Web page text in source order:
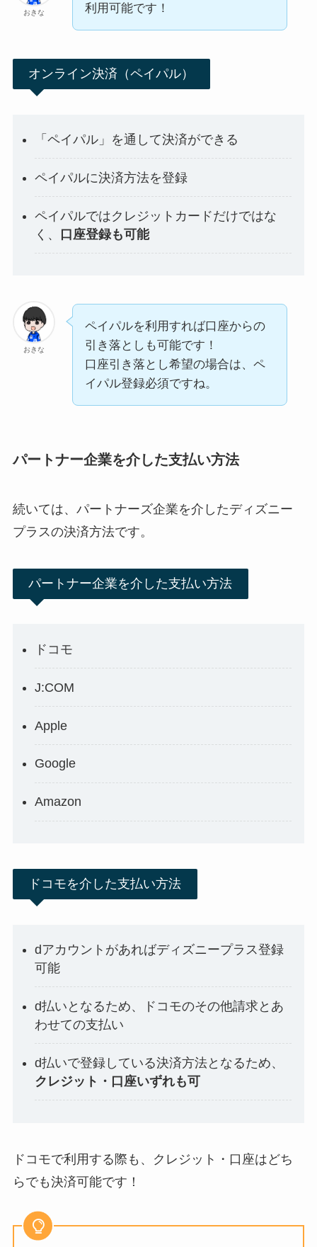
おきな
利用可能です！
オンライン決済（ペイパル）
「ペイパル」を通して決済ができる
ペイパルに決済方法を登録
ペイパルではクレジットカードだけではな
く、 口座登録も可能
おきな
ペイパルを利用すれば口座からの
引き落としも可能です！
口座引き落とし希望の場合は、ペ
イパル登録必須ですね。
パートナー企業を介した支払い方法
続いては、パートナーズ企業を介したディズニー
プラスの決済方法です。
パートナー企業を介した支払い方法
ドコモ
J:COM
Apple
Google
Amazon
ドコモを介した支払い方法
dアカウントがあればディズニープラス登録
可能
d払いとなるため、ドコモのその他請求とあ
わせての支払い
d払いで登録している決済方法となるため、
クレジット・口座いずれも可
ドコモで利用する際も、クレジット・口座はどち
らでも決済可能です！